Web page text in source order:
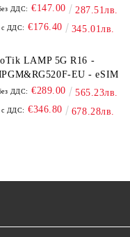
ДДС: €147.00 287.51лв.
с ДДС: €176.40 345.01лв.
LAMP 5G R16 -
EU - eSIM
ДДС: €289.00 565.23лв.
с ДДС: €346.80 678.28лв.